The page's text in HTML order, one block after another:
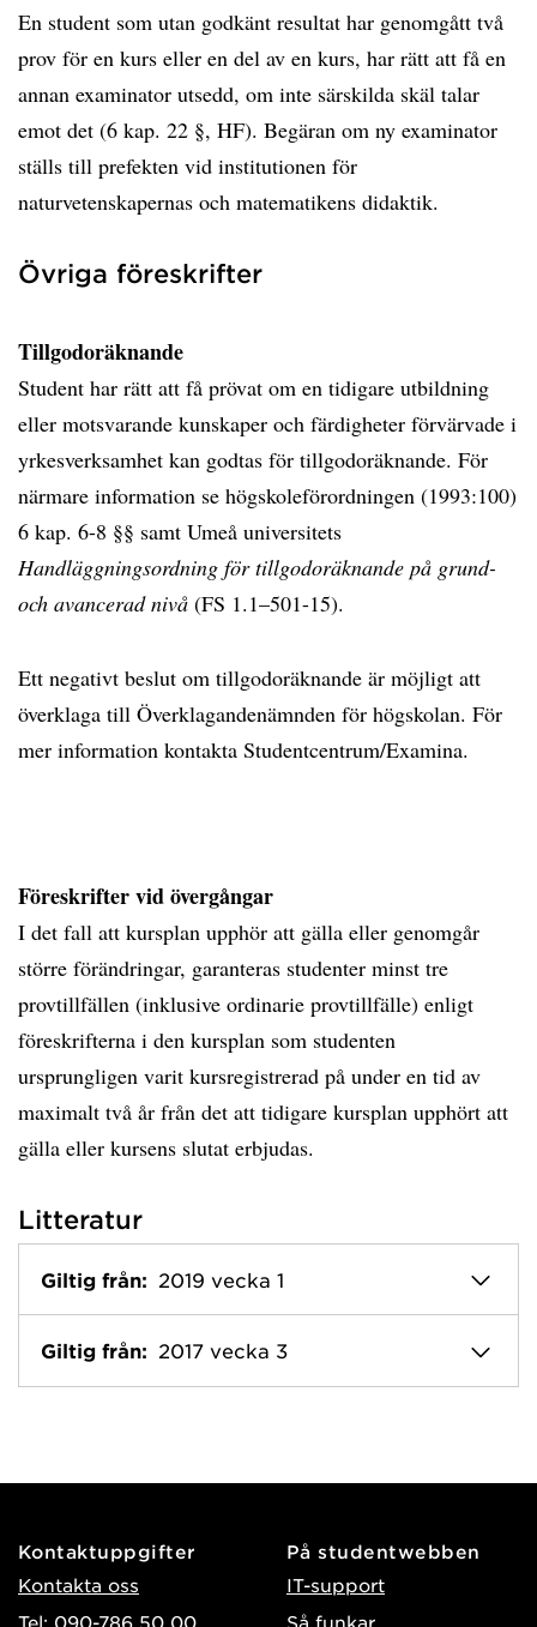
En student som utan godkänt resultat har genomgått två
prov för en kurs eller en del av en kurs, har rätt att få en
annan examinator utsedd, om inte särskilda skäl talar
emot det (6 kap. 22 §, HF). Begäran om ny examinator
ställs till prefekten vid institutionen för
naturvetenskapernas och matematikens didaktik.
Övriga föreskrifter
Tillgodoräknande
Student har rätt att få prövat om en tidigare utbildning
eller motsvarande kunskaper och färdigheter förvärvade i
yrkesverksamhet kan godtas för tillgodoräknande. För
närmare information se högskoleförordningen (1993:100)
6 kap. 6-8 §§ samt Umeå universitets
Handläggningsordning för tillgodoräknande på grund-
och avancerad nivå (FS 1.1–501-15).
Ett negativt beslut om tillgodoräknande är möjligt att
överklaga till Överklagandenämnden för högskolan. För
mer information kontakta Studentcentrum/Examina.
Föreskrifter vid övergångar
I det fall att kursplan upphör att gälla eller genomgår
större förändringar, garanteras studenter minst tre
provtillfällen (inklusive ordinarie provtillfälle) enligt
föreskrifterna i den kursplan som studenten
ursprungligen varit kursregistrerad på under en tid av
maximalt två år från det att tidigare kursplan upphört att
gälla eller kursens slutat erbjudas.
Litteratur
Giltig från: 2019 vecka 1
Giltig från: 2017 vecka 3
Kontaktuppgifter
Kontakta oss
Tel: 090-786 50 00
På studentwebben
IT-support
Så funkar